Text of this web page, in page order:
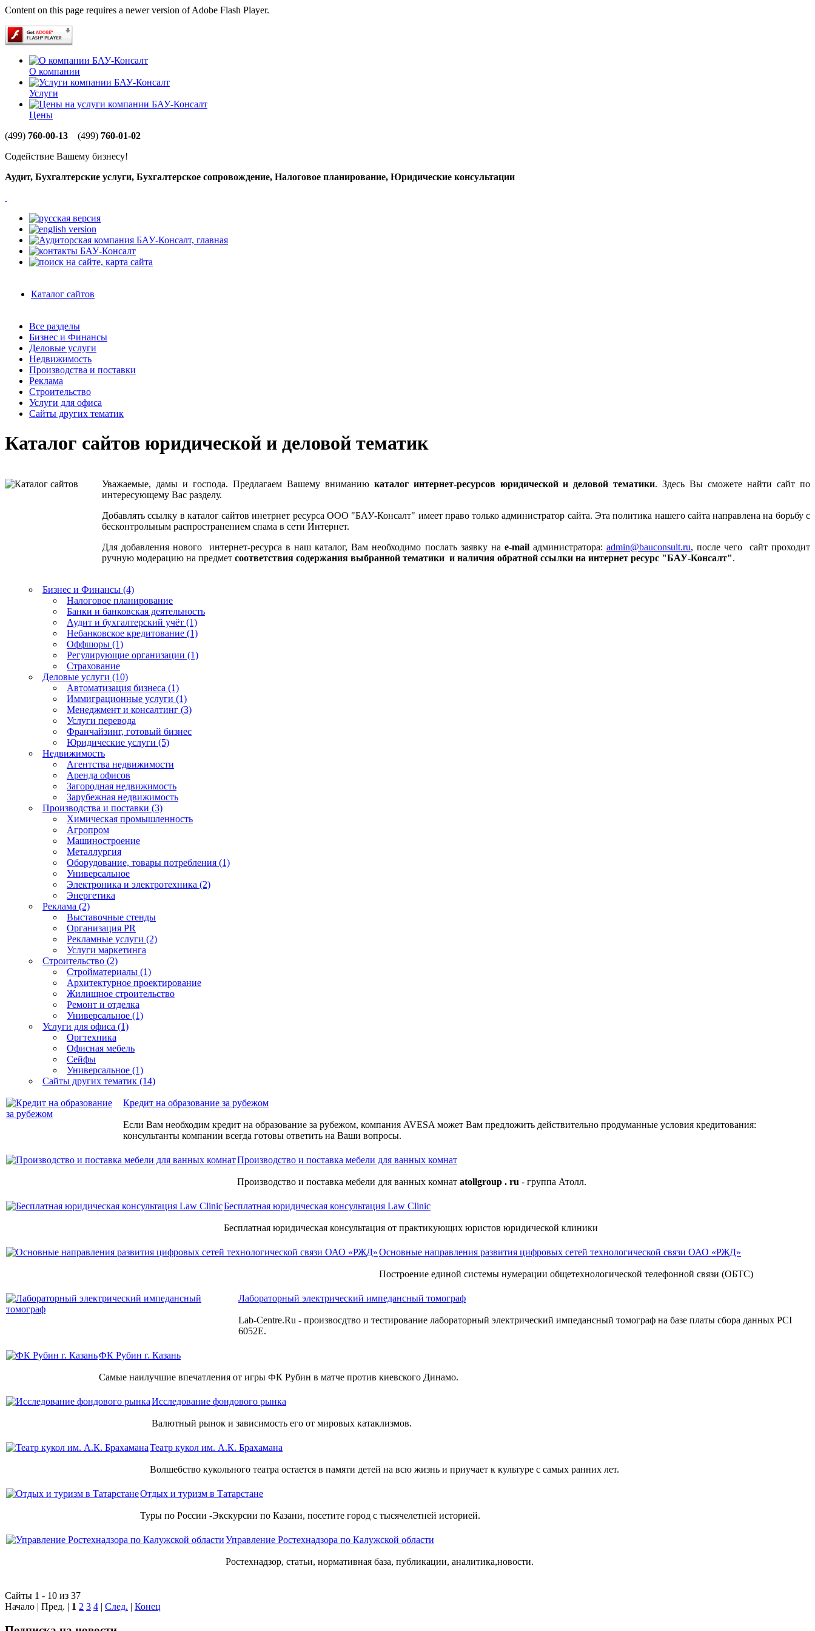
Content on this page requires a newer version of Adobe Flash Player.
О компании
Услуги
Цены
(499) 760-00-13 (499) 760-01-02
Содействие Вашему бизнесу!
Аудит, Бухгалтерские услуги, Бухгалтерское сопровождение, Налоговое планирование, Юридические консультации
Каталог сайтов
Все разделы
Бизнес и Финансы
Деловые услуги
Недвижимость
Производства и поставки
Реклама
Строительство
Услуги для офиса
Сайты других тематик
Каталог сайтов юридической и деловой тематик
Уважаемые, дамы и господа. Предлагаем Вашему вниманию каталог интернет-ресурсов юридической и деловой тематики. Здесь Вы сможете найти сайт по
интересующему Вас разделу.
Добавлять ссылку в каталог сайтов инетрнет ресурса ООО "БАУ-Консалт" имеет право только администратор сайта. Эта политика нашего сайта направлена на борьбу с
бесконтрольным распространением спама в сети Интернет.
Для добавления нового интернет-ресурса в наш каталог, Вам необходимо послать заявку на e-mailадминистратора: admin@bauconsult.ru, после чего сайт проходит
ручную модерацию на предмет соответствия содержания выбранной тематики и наличия обратной ссылки на интернет ресурс "БАУ-Консалт".
Бизнес и Финансы (4)
Налоговое планирование
Банки и банковская деятельность
Аудит и бухгалтерский учёт (1)
Небанковское кредитование (1)
Оффшоры (1)
Регулирующие организации (1)
Страхование
Деловые услуги (10)
Автоматизация бизнеса (1)
Иммиграционные услуги (1)
Менеджмент и консалтинг (3)
Услуги перевода
Франчайзинг, готовый бизнес
Юридические услуги (5)
Недвижимость
Агентства недвижимости
Аренда офисов
Загородная недвижимость
Зарубежная недвижимость
Производства и поставки (3)
Химическая промышленность
Агропром
Машиностроение
Металлургия
Оборудование, товары потребления (1)
Универсальное
Электроника и электротехника (2)
Энергетика
Реклама (2)
Выставочные стенды
Организация PR
Рекламные услуги (2)
Услуги маркетинга
Строительство (2)
Стройматериалы (1)
Архитектурное проектирование
Жилищное строительство
Ремонт и отделка
Универсальное (1)
Услуги для офиса (1)
Оргтехника
Офисная мебель
Сейфы
Универсальное (1)
Сайты других тематик (14)
Кредит на образование за рубежом
Если Вам необходим кредит на образование за рубежом, компания AVESA может Вам предложить действительно продуманные условия кредитования:
консультанты компании всегда готовы ответить на Ваши вопросы.
Производство и поставка мебели для ванных комнат
Производство и поставка мебели для ванных комнат atollgroup . ru - группа Атолл.
Бесплатная юридическая консультация Law Clinic
Бесплатная юридическая консультация от практикующих юристов юридической клиники
Основные направления развития цифровых сетей технологической связи ОАО «РЖД»
Построение единой системы нумерации общетехнологической телефонной связи (ОБТС)
Лабораторный электрический импедансный томограф
Lab-Centre.Ru - произвосдтво и тестирование лабораторный электрический импедансный томограф на базе платы сбора данных PCI
6052E.
ФК Рубин г. Казань
Самые наилучшие впечатления от игры ФК Рубин в матче против киевского Динамо.
Исследование фондового рынка
Валютный рынок и зависимость его от мировых катаклизмов.
Театр кукол им. А.К. Брахамана
Волшебство кукольного театра остается в памяти детей на всю жизнь и приучает к культуре с самых ранних лет.
Отдых и туризм в Татарстане
Туры по России -Экскурсии по Казани, посетите город с тысячелетней историей.
Управление Ростехнадзора по Калужской области
Ростехнадзор, статьи, нормативная база, публикации, аналитика,новости.
Сайты 1 - 10 из 37
Начало | Пред. | 1 2 3 4 | След. | Конец